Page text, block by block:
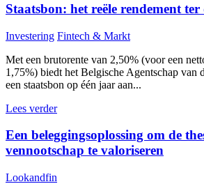
Staatsbon: het reële rendement ter
Investering Fintech & Markt
Met een brutorente van 2,50% (voor een
1,75%) biedt het Belgische Agentschap van
een staatsbon op één jaar aan...
Lees verder
Een beleggingsoplossing om de
vennootschap te valoriseren
Lookandfin